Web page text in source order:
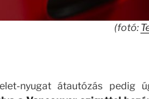
(fotó:
nyugat átautózás pedig